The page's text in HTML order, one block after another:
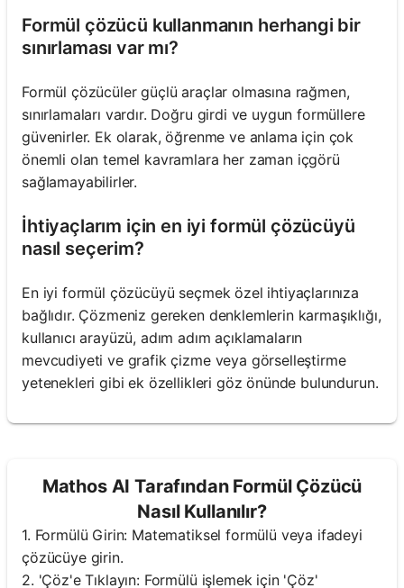
Formül çözücü kullanmanın herhangi bir
sınırlaması var mı?
Formül çözücüler güçlü araçlar olmasına rağmen,
sınırlamaları vardır. Doğru girdi ve uygun formüllere
güvenirler. Ek olarak, öğrenme ve anlama için çok
önemli olan temel kavramlara her zaman içgörü
sağlamayabilirler.
İhtiyaçlarım için en iyi formül çözücüyü
nasıl seçerim?
En iyi formül çözücüyü seçmek özel ihtiyaçlarınıza
bağlıdır. Çözmeniz gereken denklemlerin karmaşıklığı,
kullanıcı arayüzü, adım adım açıklamaların
mevcudiyeti ve grafik çizme veya görselleştirme
yetenekleri gibi ek özellikleri göz önünde bulundurun.
Mathos AI Tarafından Formül Çözücü
Nasıl Kullanılır?
1. Formülü Girin: Matematiksel formülü veya ifadeyi
çözücüye girin.
2. 'Çöz'e Tıklayın: Formülü işlemek için 'Çöz'